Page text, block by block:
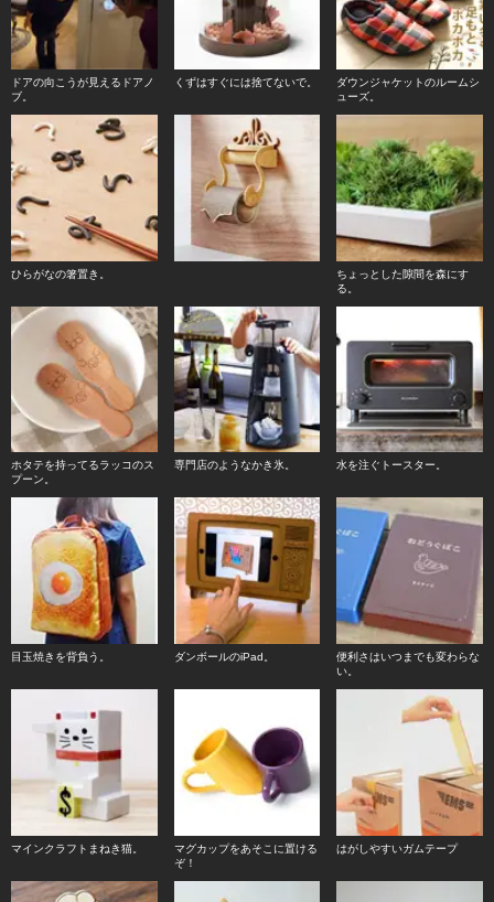
ドアの向こうが見えるドアノ
ブ。
くずはすぐには捨てないで。
ダウンジャケットのルームシ
ューズ。
ひらがなの箸置き。
ちょっとした隙間を森にす
る。
ホタテを持ってるラッコのス
プーン。
専門店のようなかき氷。 水を注ぐトースター。
目玉焼きを背負う。 ダンボールのiPad。
便利さはいつまでも変わらな
い。
マインクラフトまねき猫。
マグカップをあそこに置ける
ぞ！
はがしやすいガムテープ